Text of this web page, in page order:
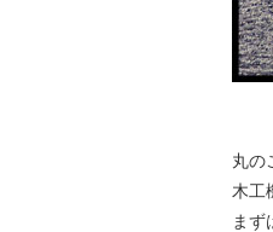
丸の
木工
まず